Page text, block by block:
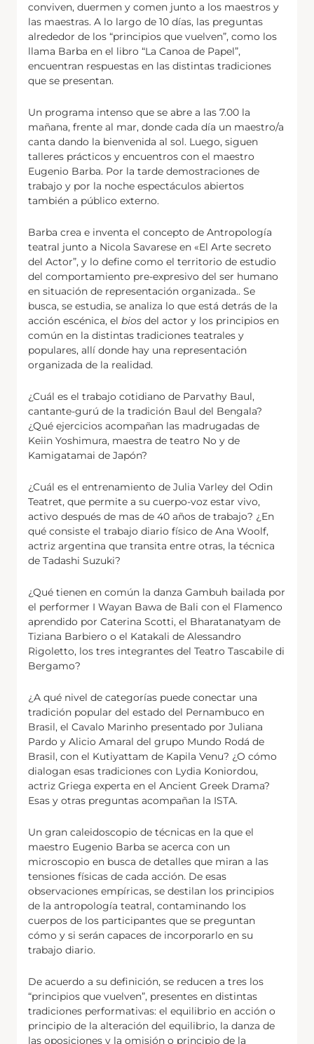
conviven, duermen y comen junto a los maestros y
las maestras. A lo largo de 10 días, las preguntas
alrededor de los “principios que vuelven”, como los
llama Barba en el libro “La Canoa de Papel”,
encuentran respuestas en las distintas tradiciones
que se presentan.
Un programa intenso que se abre a las 7.00 la
mañana, frente al mar, donde cada día un maestro/a
canta dando la bienvenida al sol. Luego, siguen
talleres prácticos y encuentros con el maestro
Eugenio Barba. Por la tarde demostraciones de
trabajo y por la noche espectáculos abiertos
también a público externo.
Barba crea e inventa el concepto de Antropología
teatral junto a Nicola Savarese en «El Arte secreto
del Actor”, y lo define como el territorio de estudio
del comportamiento pre-expresivo del ser humano
en situación de representación organizada.. Se
busca, se estudia, se analiza lo que está detrás de la
acción escénica, el bios del actor y los principios en
común en la distintas tradiciones teatrales y
populares, allí donde hay una representación
organizada de la realidad.
¿Cuál es el trabajo cotidiano de Parvathy Baul,
cantante-gurú de la tradición Baul del Bengala?
¿Qué ejercicios acompañan las madrugadas de
Keiin Yoshimura, maestra de teatro No y de
Kamigatamai de Japón?
¿Cuál es el entrenamiento de Julia Varley del Odin
Teatret, que permite a su cuerpo-voz estar vivo,
activo después de mas de 40 años de trabajo? ¿En
qué consiste el trabajo diario físico de Ana Woolf,
actriz argentina que transita entre otras, la técnica
de Tadashi Suzuki?
¿Qué tienen en común la danza Gambuh bailada por
el performer I Wayan Bawa de Bali con el Flamenco
aprendido por Caterina Scotti, el Bharatanatyam de
Tiziana Barbiero o el Katakali de Alessandro
Rigoletto, los tres integrantes del Teatro Tascabile di
Bergamo?
¿A qué nivel de categorías puede conectar una
tradición popular del estado del Pernambuco en
Brasil, el Cavalo Marinho presentado por Juliana
Pardo y Alicio Amaral del grupo Mundo Rodá de
Brasil, con el Kutiyattam de Kapila Venu? ¿O cómo
dialogan esas tradiciones con Lydia Koniordou,
actriz Griega experta en el Ancient Greek Drama?
Esas y otras preguntas acompañan la ISTA.
Un gran caleidoscopio de técnicas en la que el
maestro Eugenio Barba se acerca con un
microscopio en busca de detalles que miran a las
tensiones físicas de cada acción. De esas
observaciones empíricas, se destilan los principios
de la antropología teatral, contaminando los
cuerpos de los participantes que se preguntan
cómo y si serán capaces de incorporarlo en su
trabajo diario.
De acuerdo a su definición, se reducen a tres los
“principios que vuelven”, presentes en distintas
tradiciones performativas: el equilibrio en acción o
principio de la alteración del equilibrio, la danza de
las oposiciones y la omisión o principio de la